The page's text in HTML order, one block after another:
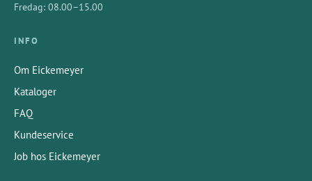
Fredag: 08.00–15.00
INFO
Om Eickemeyer
Kataloger
FAQ
Kundeservice
Job hos Eickemeyer